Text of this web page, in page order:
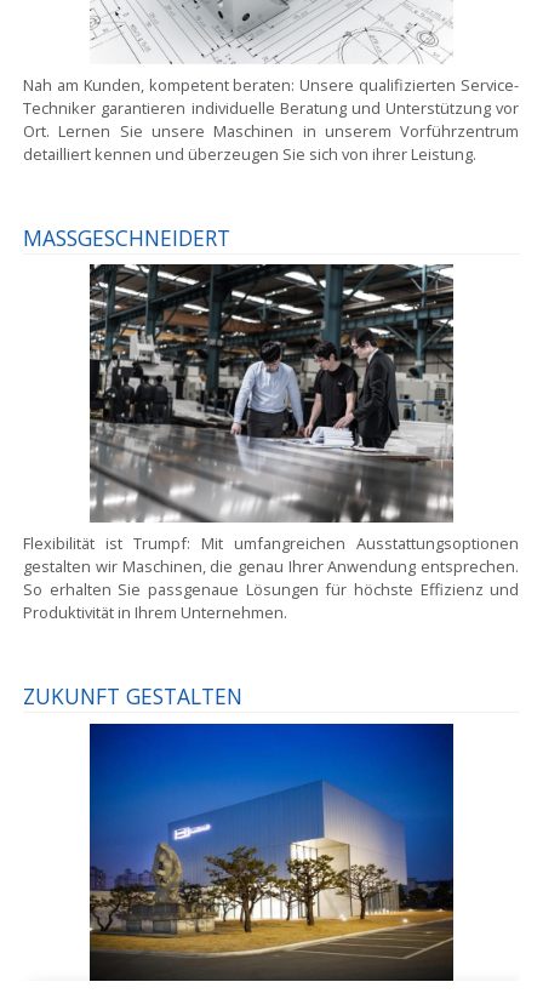
Nah am Kunden, kompetent beraten: Unsere qualifizierten Service-
Techniker garantieren individuelle Beratung und Unterstützung vor
Ort. Lernen Sie unsere Maschinen in unserem Vorführzentrum
detailliert kennen und überzeugen Sie sich von ihrer Leistung.
MASSGESCHNEIDERT
Flexibilität ist Trumpf: Mit umfangreichen Ausstattungsoptionen
gestalten wir Maschinen, die genau Ihrer Anwendung entsprechen.
So erhalten Sie passgenaue Lösungen für höchste Effizienz und
Produktivität in Ihrem Unternehmen.
ZUKUNFT GESTALTEN